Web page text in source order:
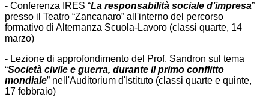
- Conferenza IRES “La responsabilità sociale d’impresa”
presso il Teatro “Zancanaro” all'interno del percorso
formativo di Alternanza Scuola-Lavoro (classi quarte, 14
marzo)
- Lezione di approfondimento del Prof. Sandron sul tema
“Società civile e guerra, durante il primo conflitto
mondiale” nell'Auditorium d'Istituto (classi quarte e quinte,
17 febbraio)